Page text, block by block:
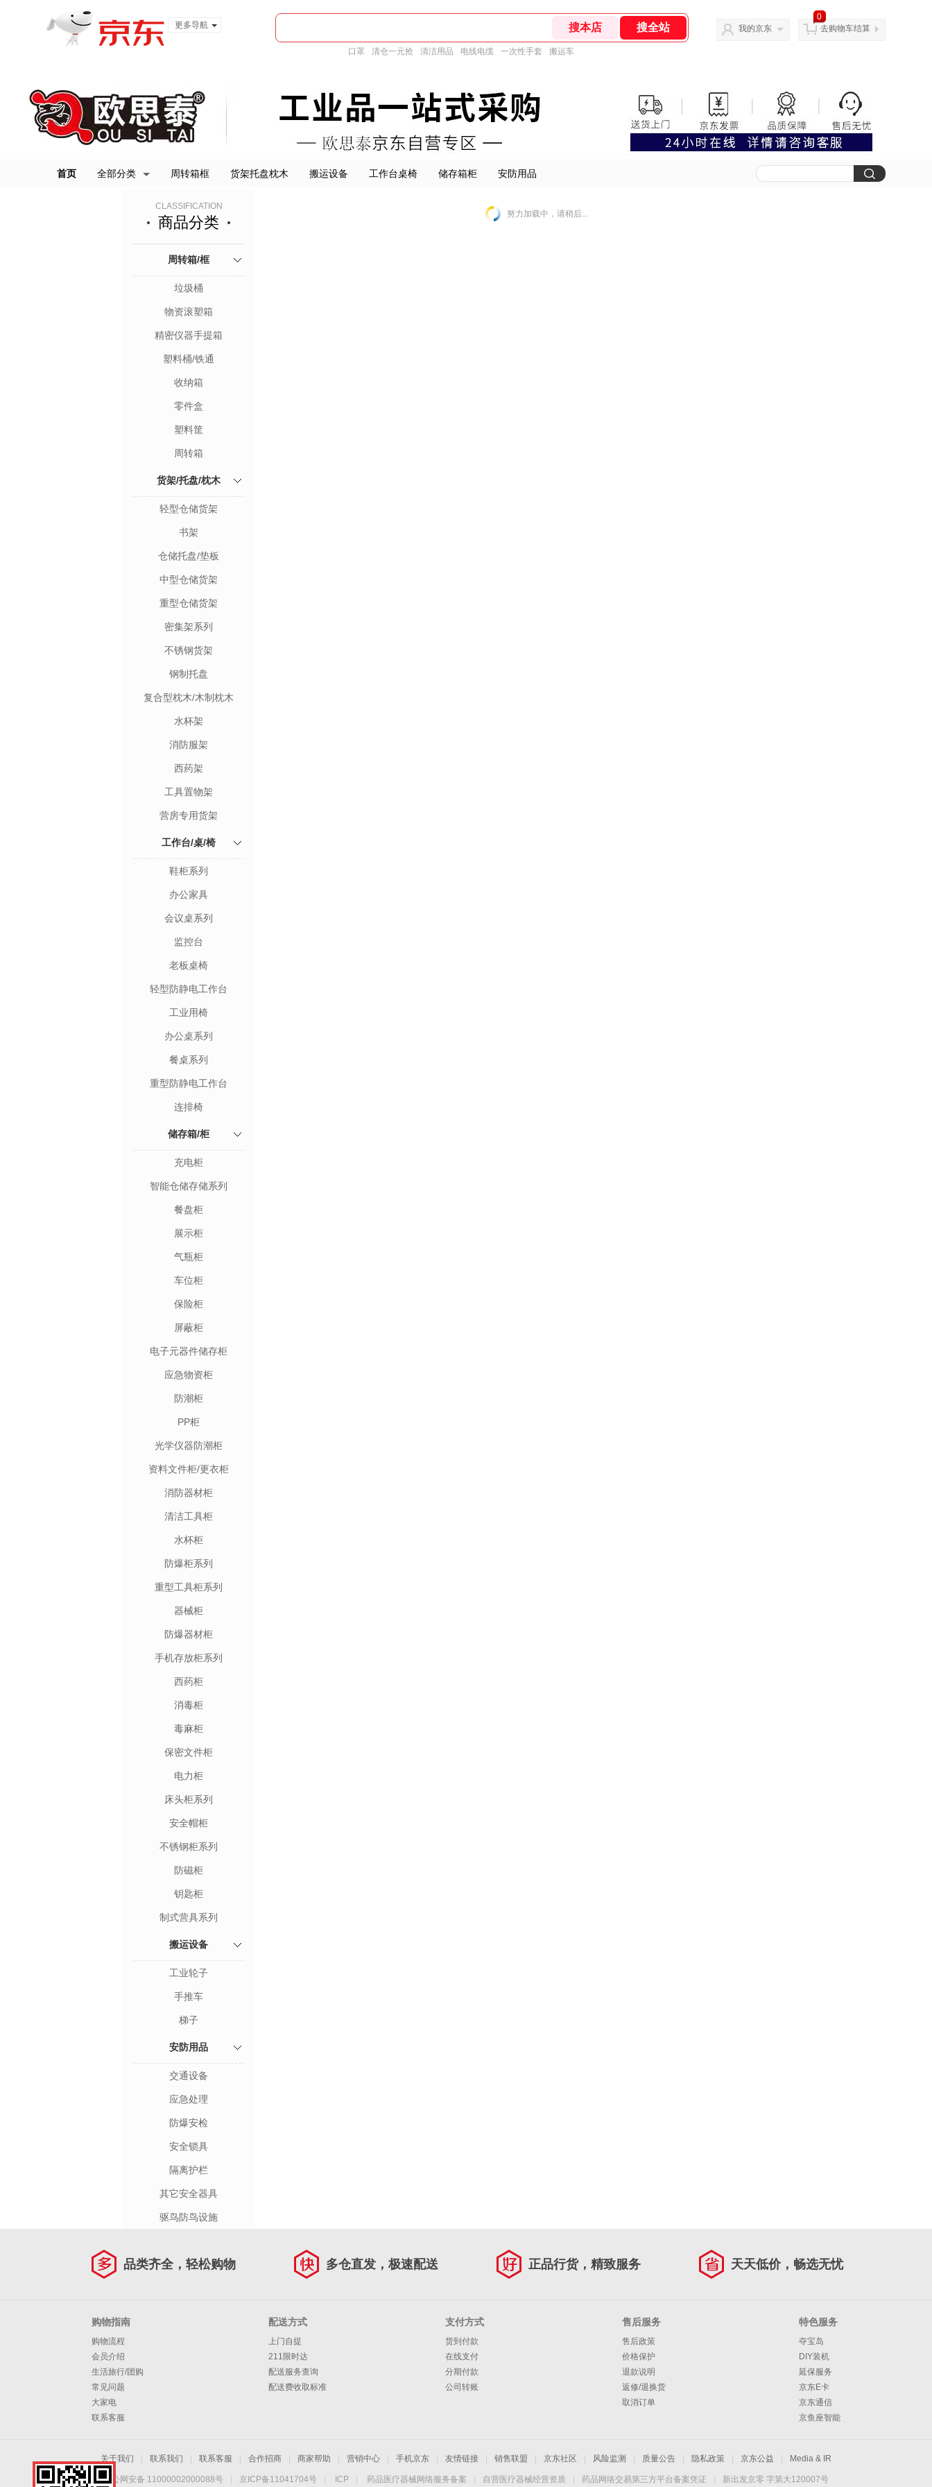
更多导航
口罩 清仓一元抢 清洁用品 电线电缆 一次性手套 搬运车
我的京东
0
去购物车结算
首页 全部分类 周转箱框 货架托盘枕木 搬运设备 工作台桌椅 储存箱柜 安防用品
CLASSIFICATION
商品分类
周转箱/框
垃圾桶
物资滚塑箱
精密仪器手提箱
塑料桶/铁通
收纳箱
零件盒
塑料筐
周转箱
货架/托盘/枕木
轻型仓储货架
书架
仓储托盘/垫板
中型仓储货架
重型仓储货架
密集架系列
不锈钢货架
钢制托盘
复合型枕木/木制枕木
水杯架
消防服架
西药架
工具置物架
营房专用货架
工作台/桌/椅
鞋柜系列
办公家具
会议桌系列
监控台
老板桌椅
轻型防静电工作台
工业用椅
办公桌系列
餐桌系列
重型防静电工作台
连排椅
储存箱/柜
充电柜
智能仓储存储系列
餐盘柜
展示柜
气瓶柜
车位柜
保险柜
屏蔽柜
电子元器件储存柜
应急物资柜
防潮柜
PP柜
光学仪器防潮柜
资料文件柜/更衣柜
消防器材柜
清洁工具柜
水杯柜
防爆柜系列
重型工具柜系列
器械柜
防爆器材柜
手机存放柜系列
西药柜
消毒柜
毒麻柜
保密文件柜
电力柜
床头柜系列
安全帽柜
不锈钢柜系列
防磁柜
钥匙柜
制式营具系列
搬运设备
工业轮子
手推车
梯子
安防用品
交通设备
应急处理
防爆安检
安全锁具
隔离护栏
其它安全器具
驱鸟防鸟设施
努力加载中，请稍后...
品类齐全，轻松购物 多仓直发，极速配送 正品行货，精致服务 天天低价，畅选无忧
购物指南
购物流程
会员介绍
生活旅行/团购
常见问题
大家电
联系客服
配送方式
上门自提
211限时达
配送服务查询
配送费收取标准
支付方式
货到付款
在线支付
分期付款
公司转账
售后服务
售后政策
价格保护
退款说明
返修/退换货
取消订单
特色服务
夺宝岛
DIY装机
延保服务
京东E卡
京东通信
京鱼座智能
关于我们 联系我们 联系客服 合作招商 商家帮助 营销中心 手机京东 友情链接 销售联盟 京东社区 风险监测 质量公告 隐私政策 京东公益 Media & IR
京公网安备 11000002000088号 京ICP备11041704号 ICP 药品医疗器械网络服务备案 自营医疗器械经营资质 药品网络交易第三方平台备案凭证 新出发京零 字第大120007号